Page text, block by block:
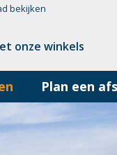
bekijken
onze winkels
Plan een